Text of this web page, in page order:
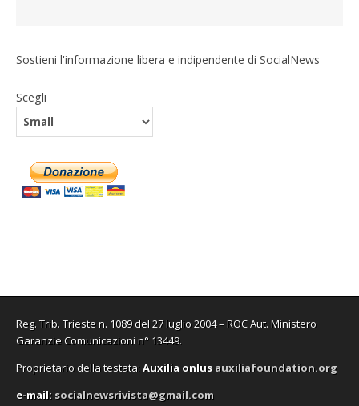
Sostieni l'informazione libera e indipendente di SocialNews
Scegli
Reg. Trib. Trieste n. 1089 del 27 luglio 2004 – ROC Aut. Ministero
Garanzie Comunicazioni n° 13449.
Proprietario della testata:Auxilia onlus auxiliafoundation.org
e-mail: socialnewsrivista@gmail.com